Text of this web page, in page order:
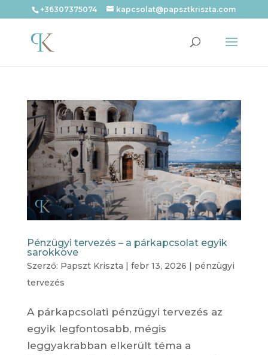
+36307375074 kapcsolat@papsztkriszta.com
Pénzügyi tervezés – a párkapcsolat egyik
sarokköve
Szerző: Papszt Kriszta | febr 13, 2026 | pénzügyi
tervezés
A párkapcsolati pénzügyi tervezés az
egyik legfontosabb, mégis
leggyakrabban elkerült téma a